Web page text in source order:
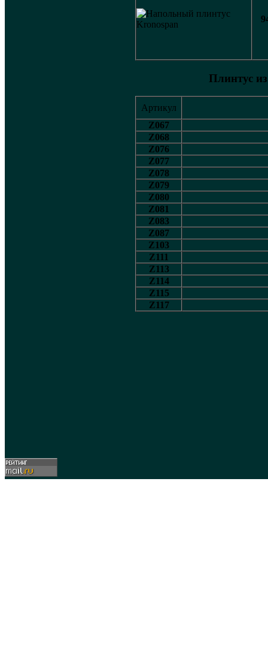
Плинтус
Артикул
Z067
Z068
Z076
Z077
Z078
Z079
Z080
Z081
Z083
Z087
Z103
Z111
Z113
Z114
Z115
Z117